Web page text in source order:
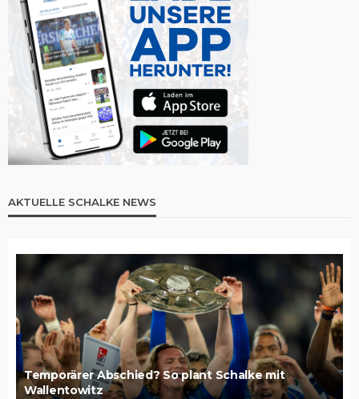
AKTUELLE SCHALKE NEWS
Temporärer Abschied? So plant Schalke mit
Wallentowitz